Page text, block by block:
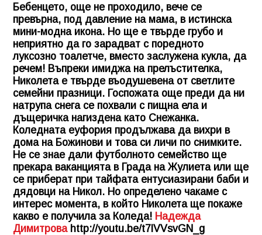
Бебенцето, още не проходило, вече се
превърна, под давление на мама, в истинска
мини-модна икона. Но ще е твърде грубо и
неприятно да го зарадват с поредното
луксозно тоалетче, вместо заслужена кукла, да
речем! Въпреки имиджа на прелъстителка,
Николета е твърде въодушевена от светлите
семейни празници. Госпожата още преди да ни
натрупа снега се похвали с пищна ела и
дъщеричка нагиздена като Снежанка.
Коледната еуфория продължава да вихри в
дома на Божинови и това си личи по снимките.
Не се знае дали футболното семейство ще
прекара ваканцията в Града на Жулиета или ще
се приберат при тайфата ентусиазирани баби и
дядовци на Никол. Но определено чакаме с
интерес момента, в който Николета ще покаже
какво е получила за Коледа! Надежда
Димитроваhttp://youtu.be/t7lVVsvGN_g